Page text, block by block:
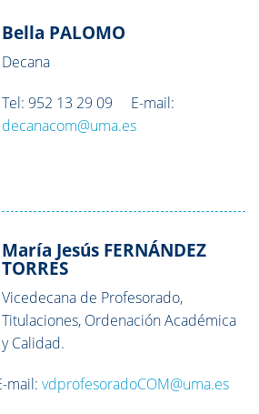
Bella PALOMO
Decana
Tel: 952 13 29 09 E-mail:
decanacom@uma.es
María Jesús FERNÁNDEZ
TORRES
Vicedecana de Profesorado,
Titulaciones, Ordenación Académica
y Calidad.
mail: vdprofesoradoCOM@uma.es